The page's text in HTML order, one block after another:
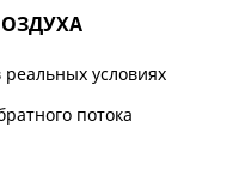
реальных условиях
потока